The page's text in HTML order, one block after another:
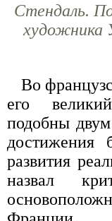
Стендаль.
художника
Во
его
подобны
достижения
развития
назвал